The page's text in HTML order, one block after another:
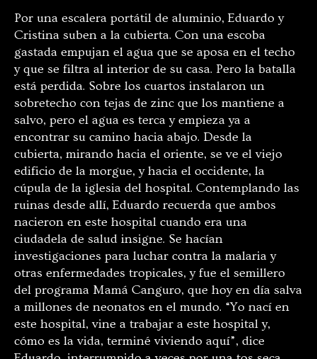
Por una escalera portátil de aluminio, Eduardo y
Cristina suben a la cubierta. Con una escoba
gastada empujan el agua que se aposa en el techo
y que se filtra al interior de su casa. Pero la batalla
está perdida. Sobre los cuartos instalaron un
sobretecho con tejas de zinc que los mantiene a
salvo, pero el agua es terca y empieza ya a
encontrar su camino hacia abajo. Desde la
cubierta, mirando hacia el oriente, se ve el viejo
edificio de la morgue, y hacia el occidente, la
cúpula de la iglesia del hospital. Contemplando las
ruinas desde allí, Eduardo recuerda que ambos
nacieron en este hospital cuando era una
ciudadela de salud insigne. Se hacían
investigaciones para luchar contra la malaria y
otras enfermedades tropicales, y fue el semillero
del programa Mamá Canguro, que hoy en día salva
a millones de neonatos en el mundo. “Yo nací en
este hospital, vine a trabajar a este hospital y,
cómo es la vida, terminé viviendo aquí”, dice